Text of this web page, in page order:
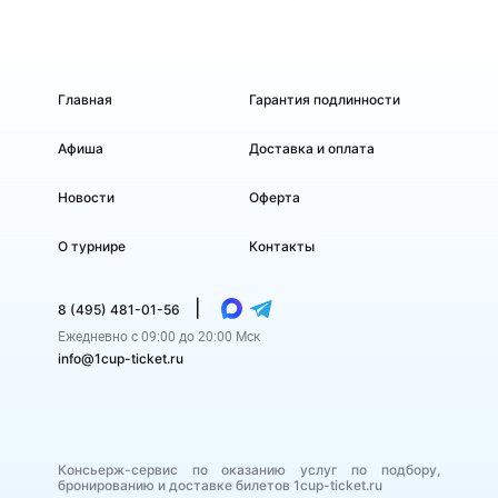
турнира!
Главная
Афиша
Новости
О турнире
Гарантия подлинности
Доставка и оплата
Оферта
Контакты
8 (495) 481-01-56
Ежедневно с 09:00 до 20:00 Мск
info@1cup-ticket.ru
Консьерж-сервис по оказанию услуг по подбору,
бронированию и доставке билетов 1cup-ticket.ru